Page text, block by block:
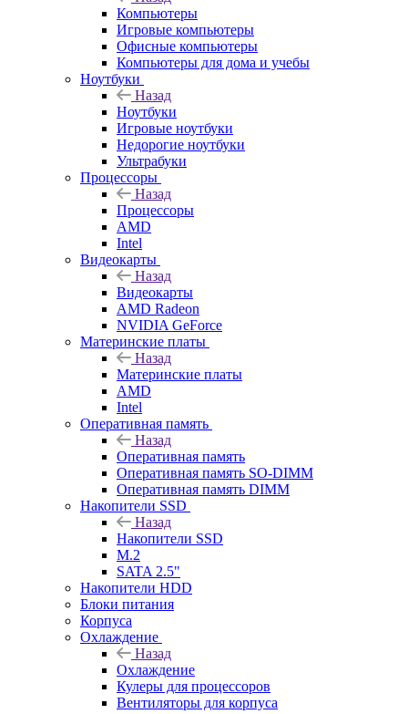
Компьютеры
Игровые компьютеры
Офисные компьютеры
Компьютеры для дома и учебы
Ноутбуки
Назад
Ноутбуки
Игровые ноутбуки
Недорогие ноутбуки
Ультрабуки
Процессоры
Назад
Процессоры
AMD
Intel
Видеокарты
Назад
Видеокарты
AMD Radeon
NVIDIA GeForce
Материнские платы
Назад
Материнские платы
AMD
Intel
Оперативная память
Назад
Оперативная память
Оперативная память SO-DIMM
Оперативная память DIMM
Накопители SSD
Назад
Накопители SSD
M.2
SATA 2.5"
Накопители HDD
Блоки питания
Корпуса
Охлаждение
Назад
Охлаждение
Кулеры для процессоров
Вентиляторы для корпуса